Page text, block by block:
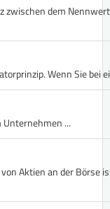
zwischen dem
Wenn Sie bei
...
Aktien an der Börse